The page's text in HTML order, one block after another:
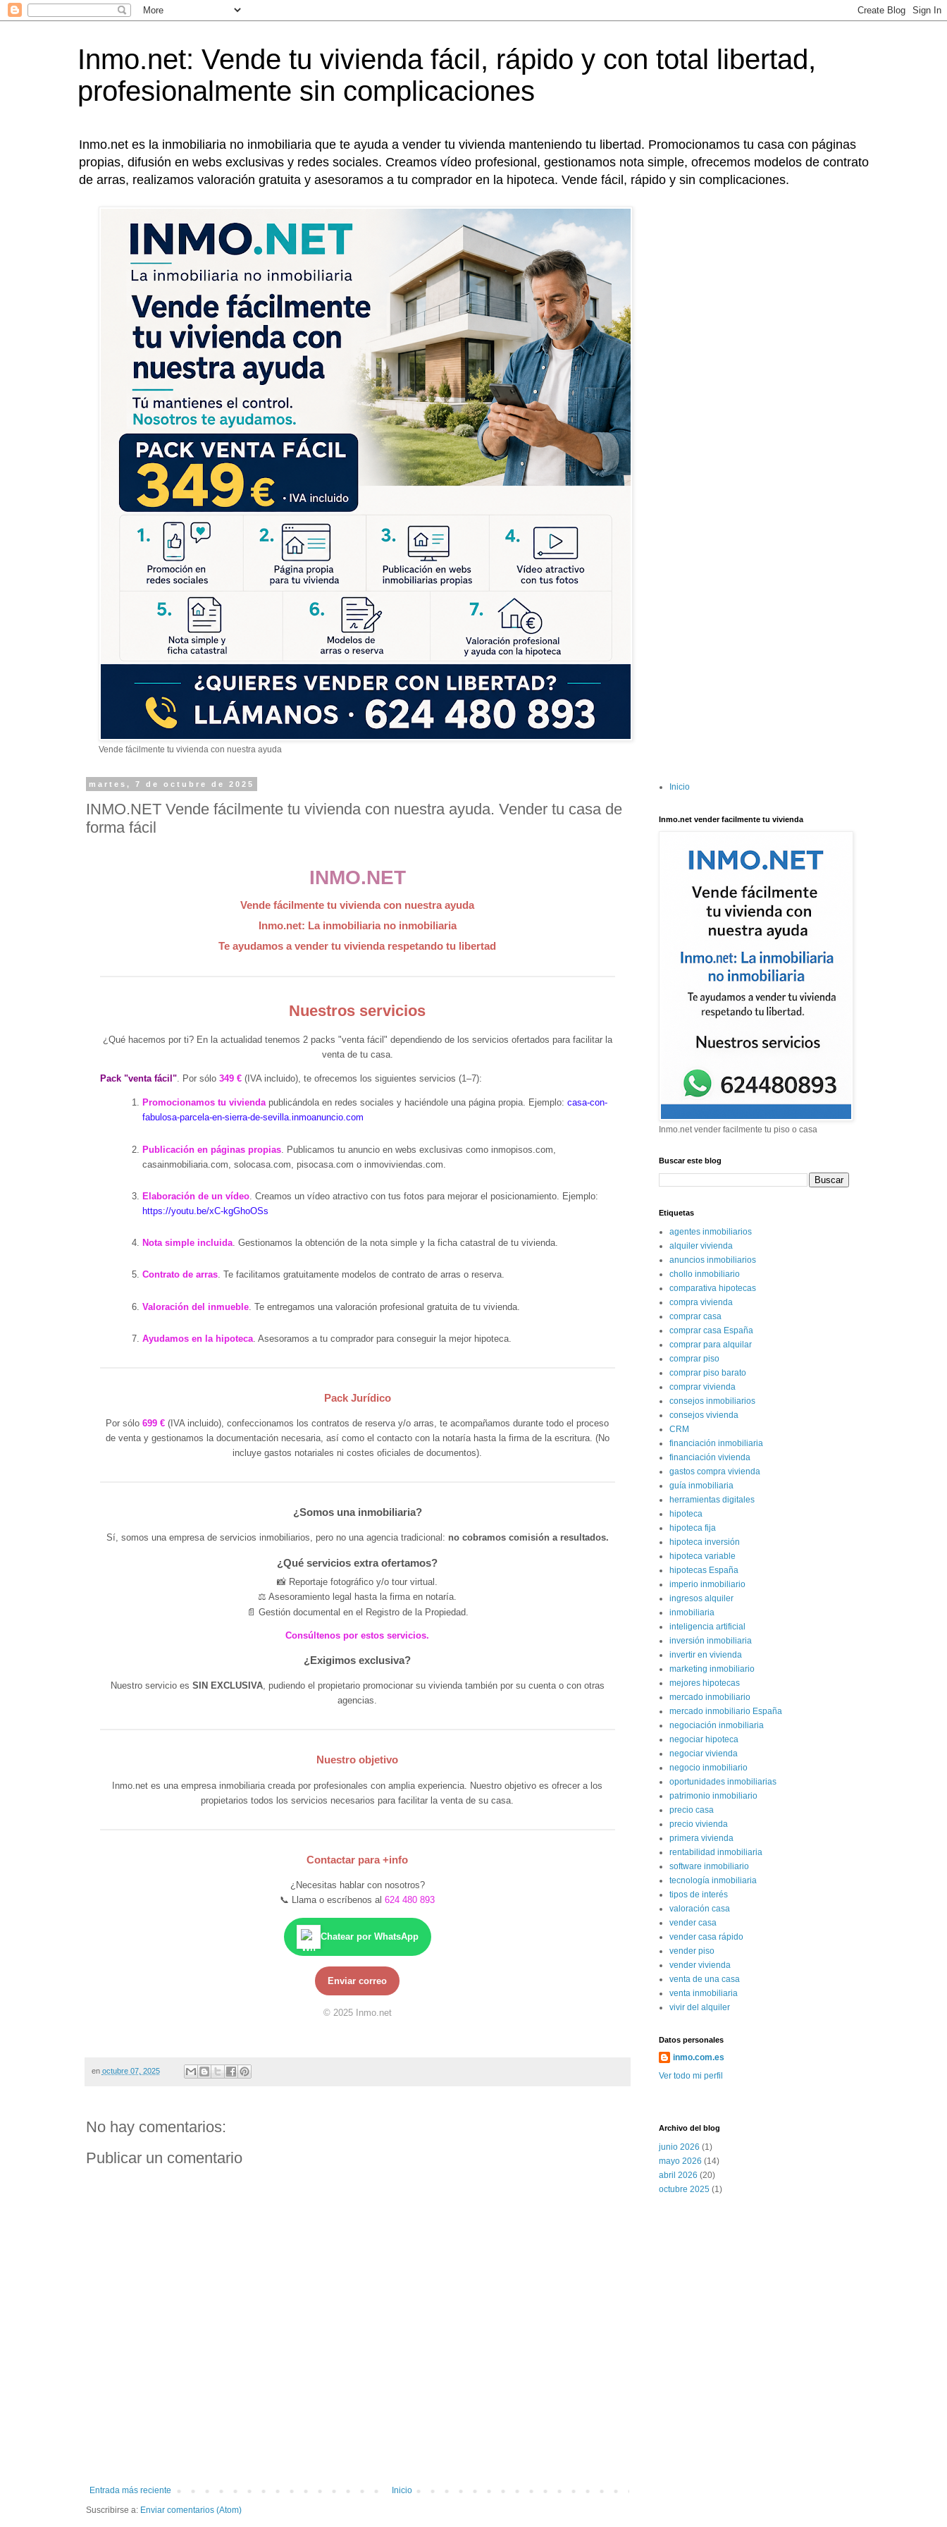
Inmo.net: Vende tu vivienda fácil, rápido y con total libertad,
profesionalmente sin complicaciones
Inmo.net es la inmobiliaria no inmobiliaria que te ayuda a vender tu vivienda manteniendo tu libertad. Promocionamos tu casa con páginas
propias, difusión en webs exclusivas y redes sociales. Creamos vídeo profesional, gestionamos nota simple, ofrecemos modelos de contrato
de arras, realizamos valoración gratuita y asesoramos a tu comprador en la hipoteca. Vende fácil, rápido y sin complicaciones.
Vende fácilmente tu vivienda con nuestra ayuda
martes, 7 de octubre de 2025
INMO.NET Vende fácilmente tu vivienda con nuestra ayuda. Vender tu casa de
forma fácil
INMO.NET
Vende fácilmente tu vivienda con nuestra ayuda
Inmo.net: La inmobiliaria no inmobiliaria
Te ayudamos a vender tu vivienda respetando tu libertad
Nuestros servicios
¿Qué hacemos por ti? En la actualidad tenemos 2 packs "venta fácil" dependiendo de los servicios ofertados para facilitar la
venta de tu casa.
Pack "venta fácil". Por sólo 349 €(IVA incluido), te ofrecemos los siguientes servicios (1–7):
Promocionamos tu viviendapublicándola en redes sociales y haciéndole una página propia. Ejemplo: casa-con-
fabulosa-parcela-en-sierra-de-sevilla.inmoanuncio.com
Publicación en páginas propias. Publicamos tu anuncio en webs exclusivas como inmopisos.com,
casainmobiliaria.com, solocasa.com, pisocasa.com o inmoviviendas.com.
Elaboración de un vídeo. Creamos un vídeo atractivo con tus fotos para mejorar el posicionamiento. Ejemplo:
https://youtu.be/xC-kgGhoOSs
Nota simple incluida. Gestionamos la obtención de la nota simple y la ficha catastral de tu vivienda.
Contrato de arras. Te facilitamos gratuitamente modelos de contrato de arras o reserva.
Valoración del inmueble. Te entregamos una valoración profesional gratuita de tu vivienda.
Ayudamos en la hipoteca. Asesoramos a tu comprador para conseguir la mejor hipoteca.
Pack Jurídico
Por sólo 699 € (IVA incluido), confeccionamos los contratos de reserva y/o arras, te acompañamos durante todo el proceso
de venta y gestionamos la documentación necesaria, así como el contacto con la notaría hasta la firma de la escritura. (No
incluye gastos notariales ni costes oficiales de documentos).
¿Somos una inmobiliaria?
Sí, somos una empresa de servicios inmobiliarios, pero no una agencia tradicional: no cobramos comisión a resultados.
¿Qué servicios extra ofertamos?
📸 Reportaje fotográfico y/o tour virtual.
⚖️ Asesoramiento legal hasta la firma en notaría.
📄 Gestión documental en el Registro de la Propiedad.
Consúltenos por estos servicios.
¿Exigimos exclusiva?
Nuestro servicio es SIN EXCLUSIVA, pudiendo el propietario promocionar su vivienda también por su cuenta o con otras
agencias.
Nuestro objetivo
Inmo.net es una empresa inmobiliaria creada por profesionales con amplia experiencia. Nuestro objetivo es ofrecer a los
propietarios todos los servicios necesarios para facilitar la venta de su casa.
Contactar para +info
¿Necesitas hablar con nosotros?
📞 Llama o escríbenos al 624 480 893
Chatear por WhatsApp
Enviar correo
© 2025 Inmo.net
en octubre 07, 2025
No hay comentarios:
Publicar un comentario
Entrada más reciente
Inicio
Suscribirse a: Enviar comentarios (Atom)
Inicio
Inmo.net vender facilmente tu vivienda
Inmo.net vender facilmente tu piso o casa
Buscar este blog
Etiquetas
agentes inmobiliarios
alquiler vivienda
anuncios inmobiliarios
chollo inmobiliario
comparativa hipotecas
compra vivienda
comprar casa
comprar casa España
comprar para alquilar
comprar piso
comprar piso barato
comprar vivienda
consejos inmobiliarios
consejos vivienda
CRM
financiación inmobiliaria
financiación vivienda
gastos compra vivienda
guía inmobiliaria
herramientas digitales
hipoteca
hipoteca fija
hipoteca inversión
hipoteca variable
hipotecas España
imperio inmobiliario
ingresos alquiler
inmobiliaria
inteligencia artificial
inversión inmobiliaria
invertir en vivienda
marketing inmobiliario
mejores hipotecas
mercado inmobiliario
mercado inmobiliario España
negociación inmobiliaria
negociar hipoteca
negociar vivienda
negocio inmobiliario
oportunidades inmobiliarias
patrimonio inmobiliario
precio casa
precio vivienda
primera vivienda
rentabilidad inmobiliaria
software inmobiliario
tecnología inmobiliaria
tipos de interés
valoración casa
vender casa
vender casa rápido
vender piso
vender vivienda
venta de una casa
venta inmobiliaria
vivir del alquiler
Datos personales
inmo.com.es
Ver todo mi perfil
Archivo del blog
junio 2026 (1)
mayo 2026 (14)
abril 2026 (20)
octubre 2025(1)